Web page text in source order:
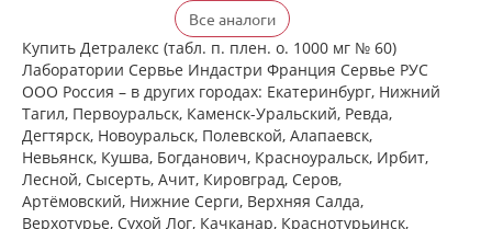
Детралекс (табл. п. плен. о. 500 мг №
60) Лаборатории Сервье Индастри
Франция Сервье РУС ООО Россия
есть в 3 аптеках
от 2 164,00 до 2 300,00
Венарус (табл. п. плен. о. 50 мг+450
мг № 30) Алиум АО (Московская
обл,.рп. Оболенск) Россия
есть в 5 аптеках
Все аналоги
Купить Детралекс (табл. п. плен. о. 1000 мг № 60)
Лаборатории Сервье Индастри Франция Сервье РУС
ООО Россия – в других городах: Екатеринбург, Нижний
Тагил, Первоуральск, Каменск-Уральский, Ревда,
Дегтярск, Новоуральск, Полевской, Алапаевск,
Невьянск, Кушва, Богданович, Красноуральск, Ирбит,
Лесной, Сысерть, Ачит, Кировград, Серов,
Артёмовский, Нижние Cерги, Верхняя Салда,
Верхотурье, Сухой Лог, Качканар, Краснотурьинск,